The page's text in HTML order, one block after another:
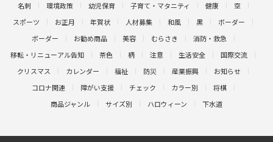
名刺 環境政策 幼児保育 子育て・マタニティ 健康 空
スポーツ お正月 年賀状 人材募集 和風 黒 ボーダー
ボーダー お勧め商品 美容 むらさき 消防・救急
移転・リニューアル告知 茶色 柄 注意 生活安全 国際交流
クリスマス カレンダー 福祉 防災 産業振興 お知らせ
コロナ関連 障がい支援 チェック カラー別 将棋
商品ジャンル サイズ別 ハロウィーン 下水道